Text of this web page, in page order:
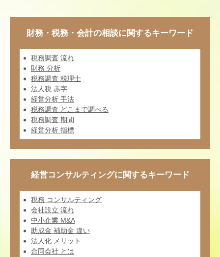
財務・税務・会計の相談に関するキーワード
税務調査 流れ
財務 分析
税務調査 税理士
法人税 赤字
経営分析 手法
税務調査 どこまで調べる
税務調査 期間
経営分析 指標
経営コンサルティングに関するキーワード
税務 コンサルティング
会社設立 流れ
中小企業 M&A
助成金 補助金 違い
法人化 メリット
合同会社 とは